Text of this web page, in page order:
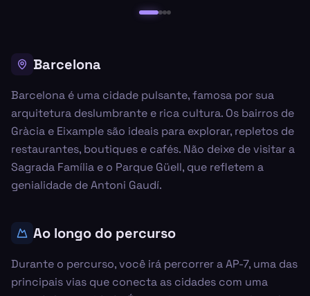
Barcelona
Barcelona é uma cidade pulsante, famosa por sua
arquitetura deslumbrante e rica cultura. Os bairros de
Gràcia e Eixample são ideais para explorar, repletos de
restaurantes, boutiques e cafés. Não deixe de visitar a
Sagrada Família e o Parque Güell, que refletem a
genialidade de Antoni Gaudí.
Ao longo do percurso
Durante o percurso, você irá percorrer a AP-7, uma das
principais vias que conecta as cidades com uma